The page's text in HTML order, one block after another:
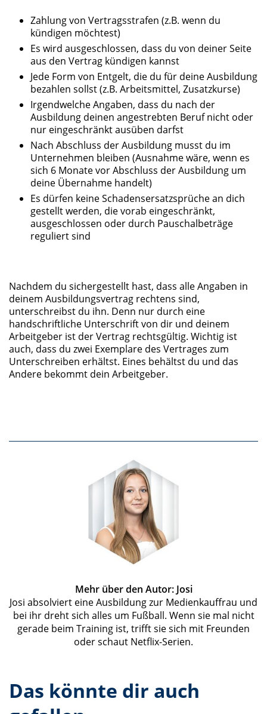
Zahlung von Vertragsstrafen (z.B. wenn du
kündigen möchtest)
Es wird ausgeschlossen, dass du von deiner Seite
aus den Vertrag kündigen kannst
Jede Form von Entgelt, die du für deine Ausbildung
bezahlen sollst (z.B. Arbeitsmittel, Zusatzkurse)
Irgendwelche Angaben, dass du nach der
Ausbildung deinen angestrebten Beruf nicht oder
nur eingeschränkt ausüben darfst
Nach Abschluss der Ausbildung musst du im
Unternehmen bleiben (Ausnahme wäre, wenn es
sich 6 Monate vor Abschluss der Ausbildung um
deine Übernahme handelt)
Es dürfen keine Schadensersatzsprüche an dich
gestellt werden, die vorab eingeschränkt,
ausgeschlossen oder durch Pauschalbeträge
reguliert sind
Nachdem du sichergestellt hast, dass alle Angaben in
deinem Ausbildungsvertrag rechtens sind,
unterschreibst du ihn. Denn nur durch eine
handschriftliche Unterschrift von dir und deinem
Arbeitgeber ist der Vertrag rechtsgültig. Wichtig ist
auch, dass du zwei Exemplare des Vertrages zum
Unterschreiben erhältst. Eines behältst du und das
Andere bekommt dein Arbeitgeber.
Mehr über den Autor: Josi
Josi absolviert eine Ausbildung zur Medienkauffrau und
bei ihr dreht sich alles um Fußball. Wenn sie mal nicht
gerade beim Training ist, trifft sie sich mit Freunden
oder schaut Netflix-Serien.
Das könnte dir auch